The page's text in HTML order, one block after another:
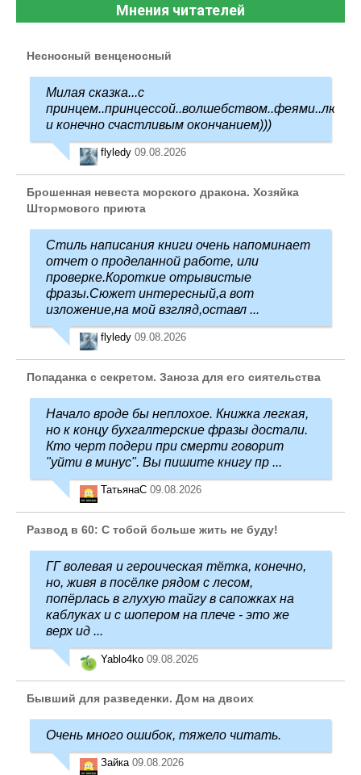
Мнения читателей
Несносный венценосный
Милая сказка...с
и конечно счастливым окончанием)))
flyledy 09.08.2026
Брошенная невеста морского дракона. Хозяйка
Штормового приюта
Стиль написания книги очень напоминает
отчет о проделанной работе, или
проверке.Короткие отрывистые
фразы.Сюжет интересный,а вот
изложение,на мой взгляд,оставл ...
flyledy 09.08.2026
Попаданка с секретом. Заноза для его сиятельства
Начало вроде бы неплохое. Книжка легкая,
но к концу бухгалтерские фразы достали.
Кто черт подери при смерти говорит
"уйти в минус". Вы пишите книгу пр ...
ТатьянаC 09.08.2026
Развод в 60: С тобой больше жить не буду!
ГГ волевая и героическая тётка, конечно,
но, живя в посёлке рядом с лесом,
попёрлась в глухую тайгу в сапожках на
каблуках и с шопером на плече - это же
верх ид ...
Yablo4ko 09.08.2026
Бывший для разведенки. Дом на двоих
Очень много ошибок, тяжело читать.
Зайка 09.08.2026